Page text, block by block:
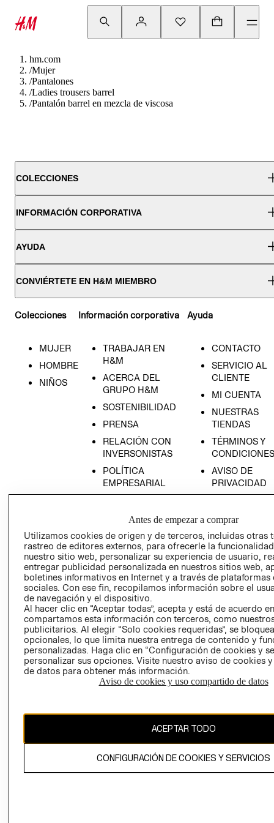
hm.com
/Mujer
/Pantalones
/Ladies trousers barrel
/Pantalón barrel en mezcla de viscosa
COLECCIONES
INFORMACIÓN CORPORATIVA
AYUDA
CONVIÉRTETE EN H&M MIEMBRO
Colecciones
MUJER
HOMBRE
NIÑOS
Información corporativa
TRABAJAR EN
H&M
ACERCA DEL
GRUPO H&M
SOSTENIBILIDAD
PRENSA
RELACIÓN CON
INVERSONISTAS
POLÍTICA
EMPRESARIAL
Ayuda
CONTACTO
SERVICIO AL
CLIENTE
MI CUENTA
NUESTRAS
TIENDAS
TÉRMINOS Y
CONDICIONES
AVISO DE
PRIVACIDAD
AVISO DE
LIBRO DE
Ecuador ($)
CAMBIAR REGIÓN
propiedad de H&M Hennes & Mauritz AB.
Antes de empezar a comprar
Utilizamos cookies de origen y de terceros, incluidas otras
rastreo de editores externos, para ofrecerle la
nuestro sitio web, personalizar su experiencia de usuario,
entregar publicidad personalizada en nuestros sitios web,
boletines informativos en Internet y a través de plataformas
sociales. Con ese fin, recopilamos información sobre el
de navegación y el dispositivo.
Al hacer clic en “Aceptar todas”, acepta y está de acuerdo
compartamos esta información con terceros, como
publicitarios. Al elegir “Solo cookies requeridas”, se
opcionales, lo que limita nuestra entrega de contenido y
personalizadas. Haga clic en “Configuración de cookies y
personalizar sus opciones. Visite nuestro aviso de cookies
de datos para obtener más información.
Aviso de cookies y uso compartido de datos
ACEPTAR TODO
CONFIGURACIÓN DE COOKIES Y SERVICIOS